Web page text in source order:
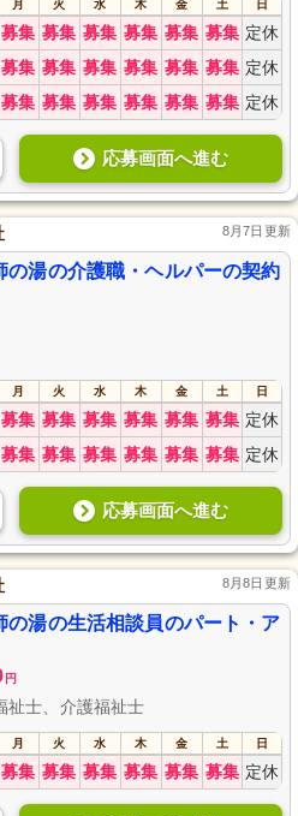
月 火 水 木 金 土 日
募集 募集 募集 募集 募集 募集 定休
募集 募集 募集 募集 募集 募集 定休
募集 募集 募集 募集 募集 募集 定休
応募画面へ進む
8月7日更新
の湯の介護職・ヘルパーの契約
月 火 水 木 金 土 日
募集 募集 募集 募集 募集 募集 定休
募集 募集 募集 募集 募集 募集 定休
応募画面へ進む
8月8日更新
の湯の生活相談員のパート・ア
円
祉士、介護福祉士
月 火 水 木 金 土 日
募集 募集 募集 募集 募集 募集 定休